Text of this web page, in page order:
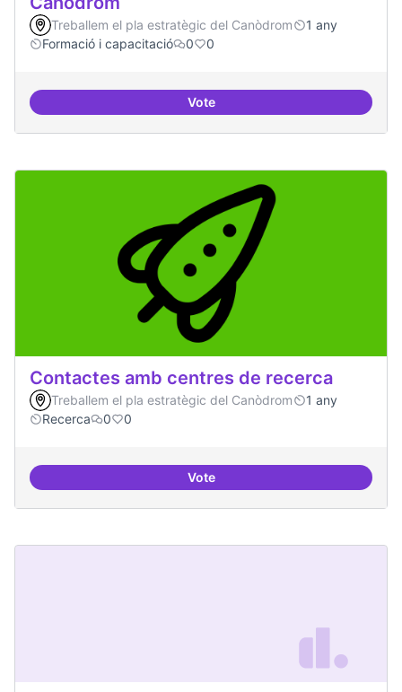
Treballem el pla estratègic del Canòdrom
1 any
Formació i capacitació
0 0
VoteConsolidar oferta antena
Contactes amb centres de recerca
Treballem el pla estratègic del Canòdrom
1 any
Recerca
0 0
VoteContactes amb centres de